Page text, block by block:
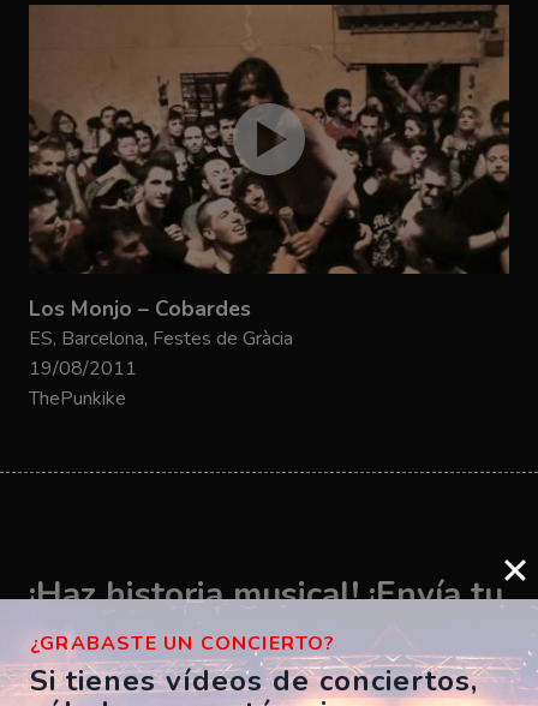
Los Monjo – Cobardes
ES, Barcelona, Festes de Gràcia
19/08/2011
ThePunkike
¡Haz historia musical! ¡Envía tu
vídeo ahora!
¿GRABASTE UN CONCIERTO?
Si tienes vídeos de conciertos,